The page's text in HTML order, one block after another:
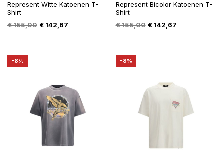
Represent Witte Katoenen T-
Shirt
€155,00 Oorspronkelijke
€ 142,67
Represent Bicolor Katoenen T-
Shirt
€155,00 Oorspronkelijke
€142,67Huidige
-8% -8%